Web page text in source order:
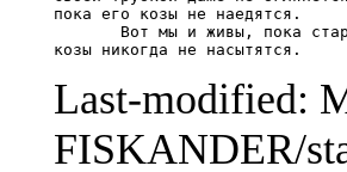
пока его козы не наедятся.
Вот мы и живы, пока
Last-modified:
FISKANDER/